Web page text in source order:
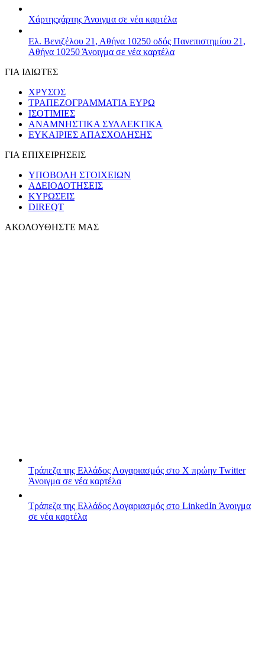
Χάρτηςχάρτης Άνοιγμα σε νέα καρτέλα
Ελ. Βενιζέλου 21, Αθήνα 10250 οδός Πανεπιστημίου 21,
Αθήνα 10250 Άνοιγμα σε νέα καρτέλα
ΓΙΑ ΙΔΙΩΤΕΣ
ΧΡΥΣΟΣ
ΤΡΑΠΕΖΟΓΡΑΜΜΑΤΙΑ ΕΥΡΩ
ΙΣΟΤΙΜΙΕΣ
ΑΝΑΜΝΗΣΤΙΚΑ ΣΥΛΛΕΚΤΙΚΑ
ΕΥΚΑΙΡΙΕΣ ΑΠΑΣΧΟΛΗΣΗΣ
ΓΙΑ ΕΠΙΧΕΙΡΗΣΕΙΣ
ΥΠΟΒΟΛΗ ΣΤΟΙΧΕΙΩΝ
ΑΔΕΙΟΔΟΤΗΣΕΙΣ
ΚΥΡΩΣΕΙΣ
DIREQT
ΑΚΟΛΟΥΘΗΣΤΕ ΜΑΣ
Τράπεζα της Ελλάδος Λογαριασμός στο X πρώην Twitter
Άνοιγμα σε νέα καρτέλα
Τράπεζα της Ελλάδος Λογαριασμός στο LinkedIn Άνοιγμα
σε νέα καρτέλα